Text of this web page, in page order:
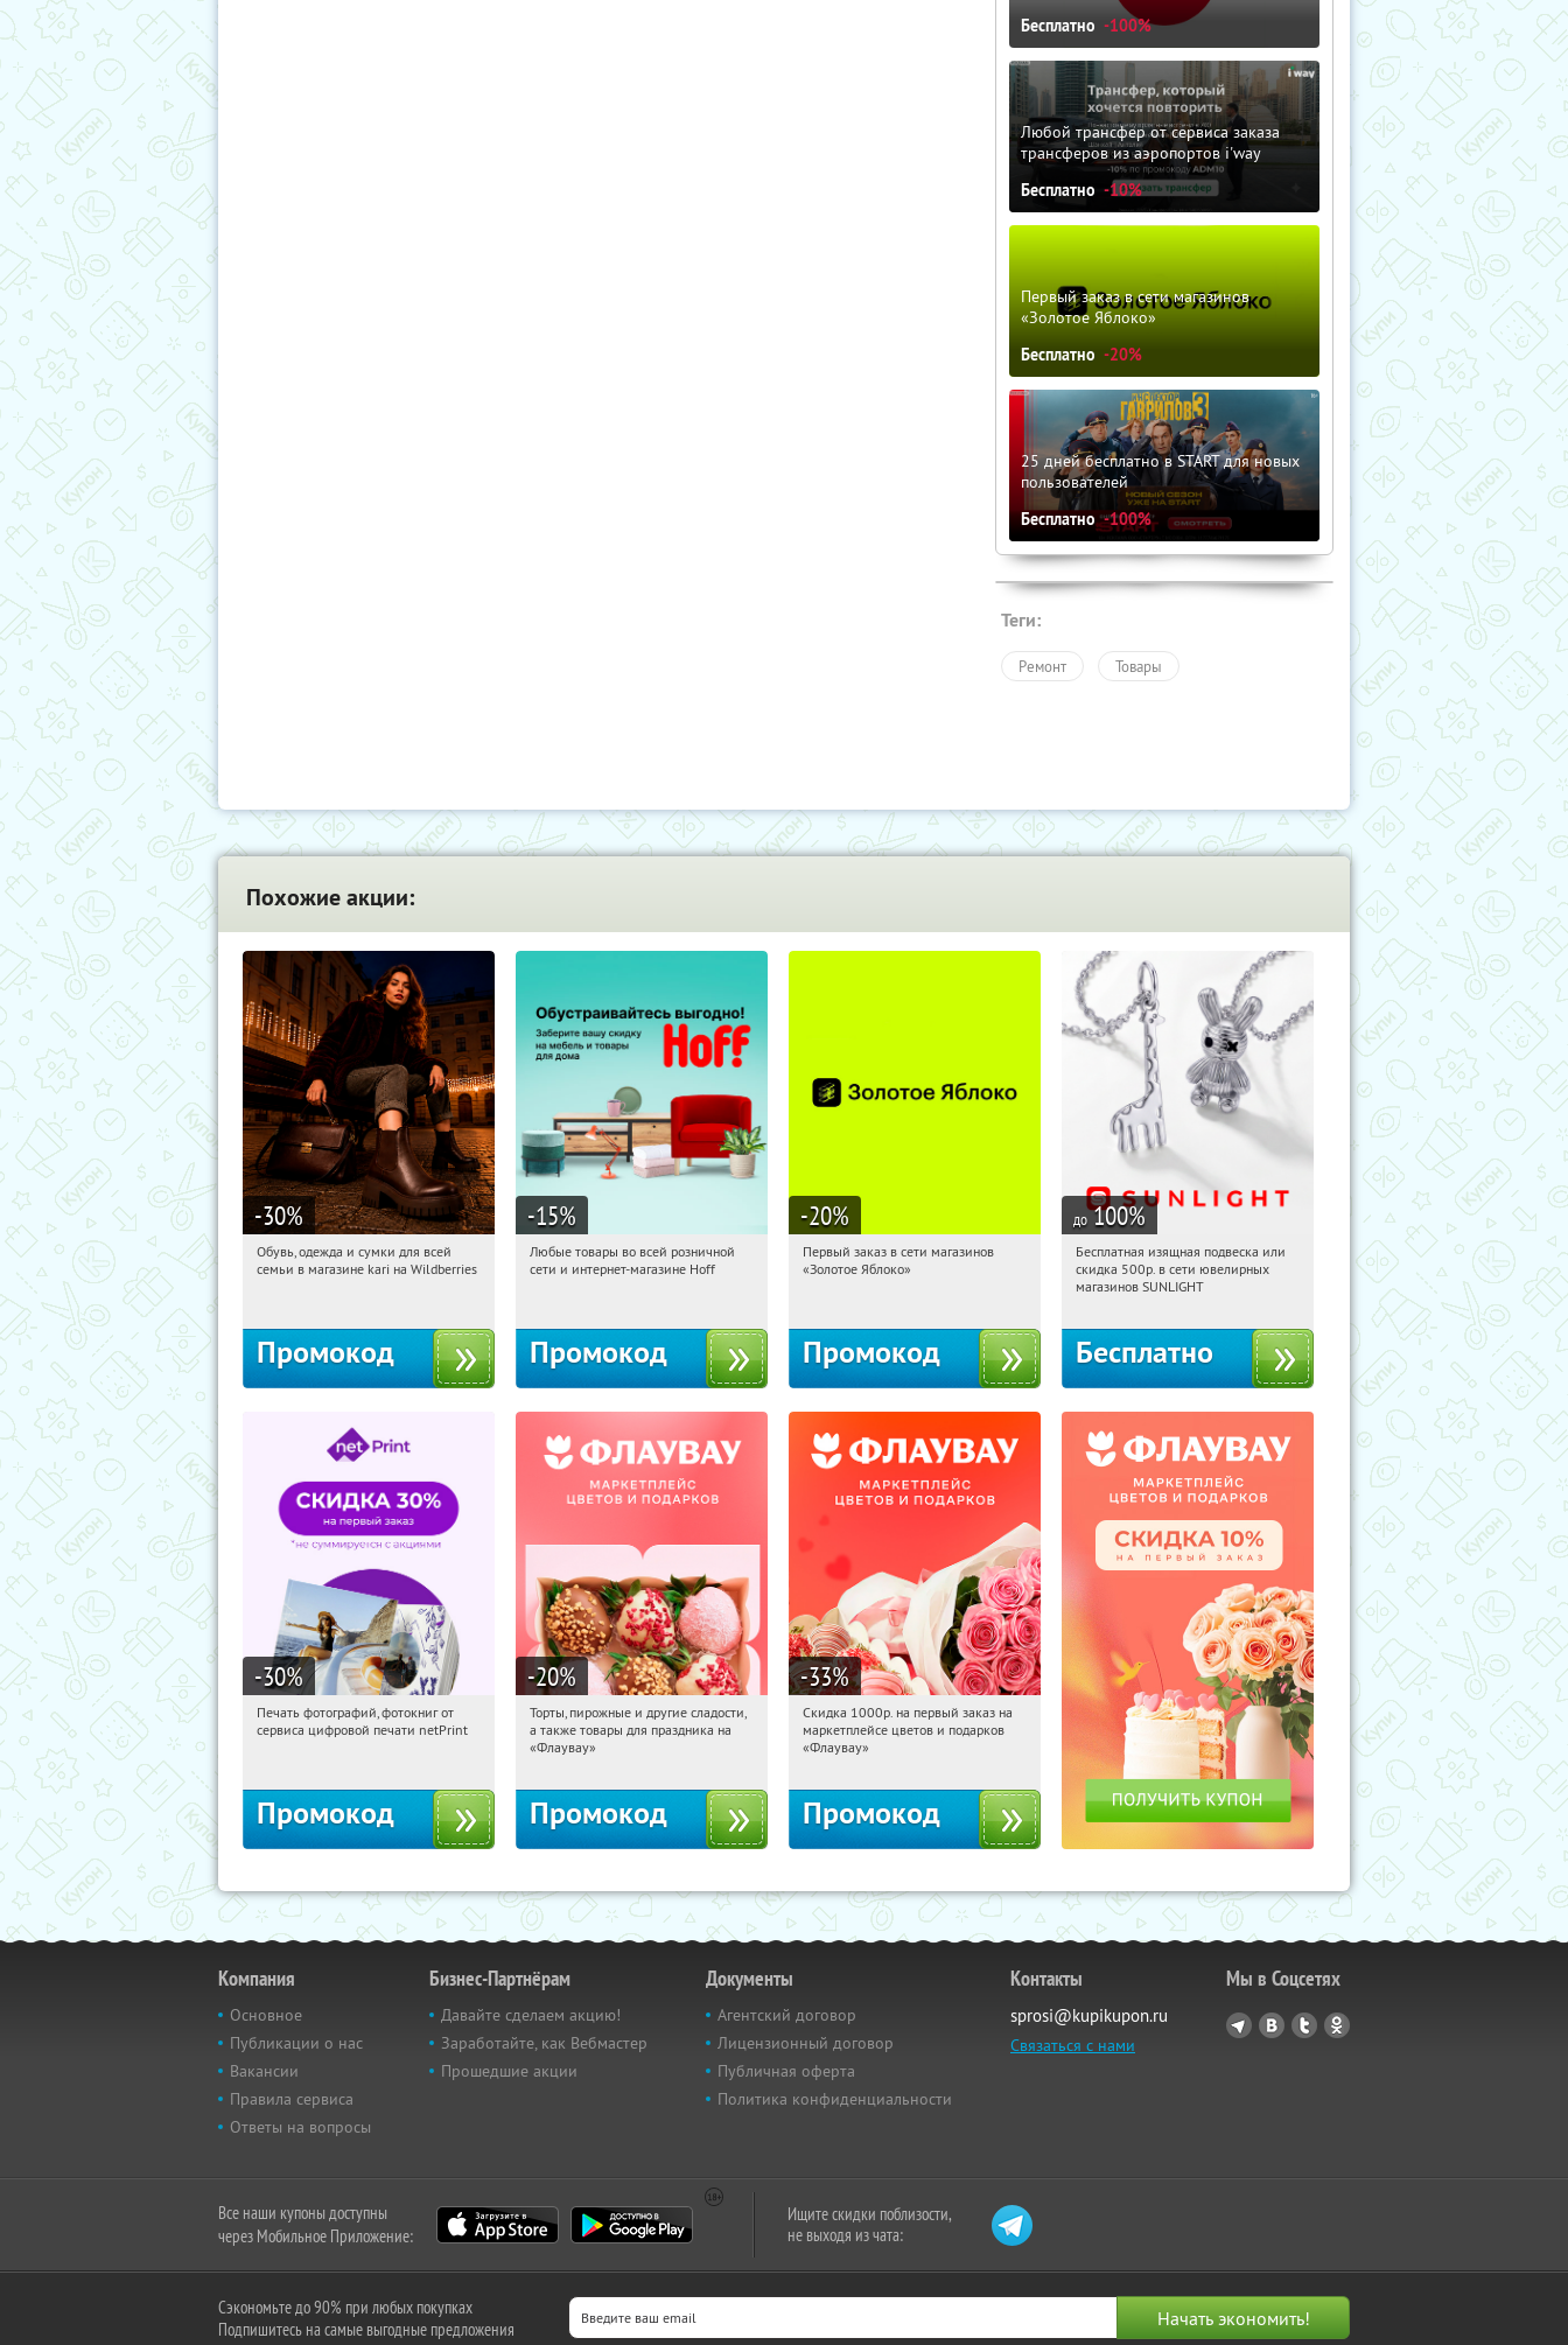
Бесплатно -100%
Любой трансфер от сервиса заказа
трансферов из аэропортов i'way
Бесплатно -10%
Первый заказ в сети магазинов
«Золотое Яблоко»
Бесплатно -20%
25 дней бесплатно в START для новых
пользователей
Бесплатно -100%
Теги:
Ремонт Товары
Похожие акции:
-30%
05:40:36 Получили:
Обувь, одежда и сумки для всей
семьи в магазине kari на Wildberries
Промокод
-15%
05:40:36 Получили:
Любые товары во всей розничной
сети и интернет-магазине Hoff
Промокод
-20%
05:40:36
Получи первым!
Первый заказ в сети магазинов
«Золотое Яблоко»
Промокод
до 100%
05:40:36 Получили:
Россия
Бесплатная изящная подвеска или
скидка 500р. в сети ювелирных
магазинов SUNLIGHT
Бесплатно
-30%
05:40:36 Получили:
Печать фотографий, фотокниг от
сервиса цифровой печати netPrint
Промокод
-20%
05:40:36 Получили:
Россия
Торты, пирожные и другие сладости,
а также товары для праздника на
«Флаувау»
Промокод
-33%
05:40:36 Получили:
Россия
Скидка 1000р. на первый заказ на
маркетплейсе цветов и подарков
«Флаувау»
Промокод
Компания
Основное
Публикации о нас
Вакансии
Правила сервиса
Ответы на вопросы
Бизнес-Партнёрам
Давайте сделаем акцию!
Заработайте, как Вебмастер
Прошедшие акции
Документы
Агентский договор
Лицензионный договор
Публичная оферта
Политика конфиденциальности
Контакты
sprosi@kupikupon.ru
Связаться с нами
Мы в Соцсетях
Все наши купоны доступны
через Мобильное Приложение:
Ищите скидки поблизости,
не выходя из чата:
Сэкономьте до 90% при любых покупках
Подпишитесь на самые выгодные предложения